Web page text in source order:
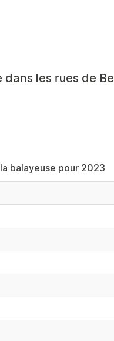
dans les rues de
balayeuse pour 2023